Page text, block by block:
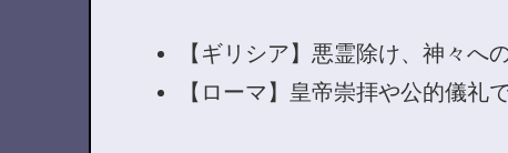
【ギリシア】悪霊除け、神々へ
【ローマ】皇帝崇拝や公的儀礼